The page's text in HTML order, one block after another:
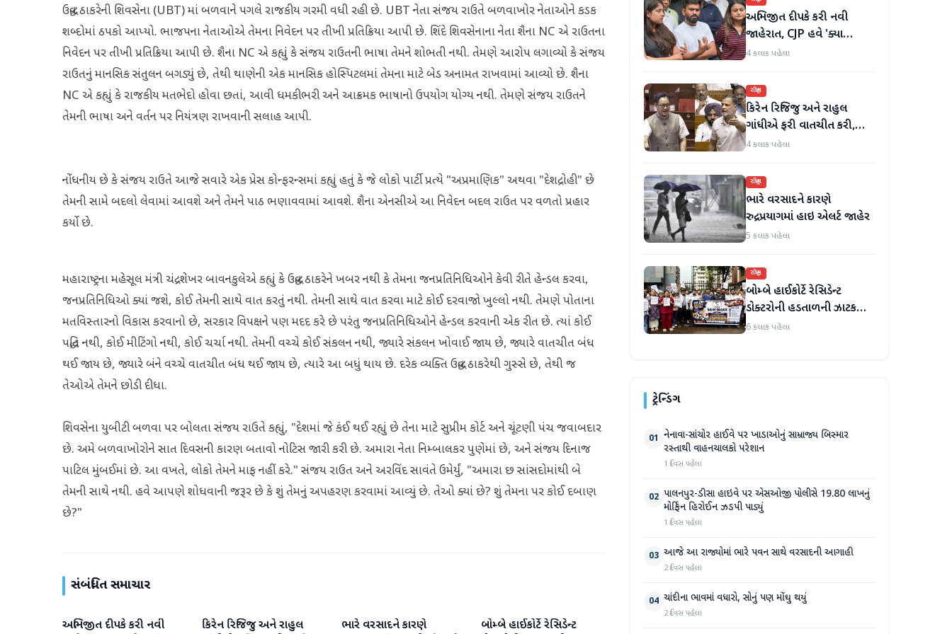
ઉદ્ધવ ઠાકરેની શિવસેના (UBT) માં બળવાને પગલે રાજકીય ગરમી વધી રહી છે. UBT નેતા સંજય રાઉતે બળવાખોર નેતાઓને કડક
શબ્દોમાં ઠપકો આપ્યો. ભાજપના નેતાઓએ તેમના નિવેદન પર તીખી પ્રતિક્રિયા આપી છે. શિંદે શિવસેનાના નેતા શૈના NC એ રાઉતના
નિવેદન પર તીખી પ્રતિક્રિયા આપી છે. શૈના NC એ કહ્યું કે સંજય રાઉતની ભાષા તેમને શોભતી નથી. તેમણે આરોપ લગાવ્યો કે સંજય
રાઉતનું માનસિક સંતુલન બગડ્યું છે, તેથી થાણેની એક માનસિક હોસ્પિટલમાં તેમના માટે બેડ અનામત રાખવામાં આવ્યો છે. શૈના
NC એ કહ્યું કે રાજકીય મતભેદો હોવા છતાં, આવી ધમકીભરી અને આક્રમક ભાષાનો ઉપયોગ યોગ્ય નથી. તેમણે સંજય રાઉતને
તેમની ભાષા અને વર્તન પર નિયંત્રણ રાખવાની સલાહ આપી.
નોંધનીય છે કે સંજય રાઉતે આજે સવારે એક પ્રેસ કોન્ફરન્સમાં કહ્યું હતું કે જે લોકો પાર્ટી પ્રત્યે "અપ્રમાણિક" અથવા "દેશદ્રોહી" છે
તેમની સામે બદલો લેવામાં આવશે અને તેમને પાઠ ભણાવવામાં આવશે. શૈના એનસીએ આ નિવેદન બદલ રાઉત પર વળતો પ્રહાર
કર્યો છે.
મહારાષ્ટ્રના મહેસૂલ મંત્રી ચંદ્રશેખર બાવનકુલેએ કહ્યું કે ઉદ્ધવ ઠાકરેને ખબર નથી કે તેમના જનપ્રતિનિધિઓને કેવી રીતે હેન્ડલ કરવા,
જનપ્રતિનિધિઓ ક્યાં જશે, કોઈ તેમની સાથે વાત કરતું નથી. તેમની સાથે વાત કરવા માટે કોઈ દરવાજો ખુલ્લો નથી. તેમણે પોતાના
મતવિસ્તારનો વિકાસ કરવાનો છે, સરકાર વિપક્ષને પણ મદદ કરે છે પરંતુ જનપ્રતિનિધિઓને હેન્ડલ કરવાની એક રીત છે. ત્યાં કોઈ
પદ્ધતિ નથી, કોઈ મીટિંગો નથી, કોઈ ચર્ચા નથી. તેમની વચ્ચે કોઈ સંકલન નથી, જ્યારે સંકલન ખોવાઈ જાય છે, જ્યારે વાતચીત બંધ
થઈ જાય છે, જ્યારે બંને વચ્ચે વાતચીત બંધ થઈ જાય છે, ત્યારે આ બધું થાય છે. દરેક વ્યક્તિ ઉદ્ધવ ઠાકરેથી ગુસ્સે છે, તેથી જ
તેઓએ તેમને છોડી દીધા.
શિવસેના યુબીટી બળવા પર બોલતા સંજય રાઉતે કહ્યું, "દેશમાં જે કંઈ થઈ રહ્યું છે તેના માટે સુપ્રીમ કોર્ટ અને ચૂંટણી પંચ જવાબદાર
છે. અમે બળવાખોરોને સાત દિવસની કારણ બતાવો નોટિસ જારી કરી છે. અમારા નેતા નિમ્બાલકર પુણેમાં છે, અને સંજય દિનાજ
પાટિલ મુંબઈમાં છે. આ વખતે, લોકો તેમને માફ નહીં કરે." સંજય રાઉત અને અરવિંદ સાવંતે ઉમેર્યું, "અમારા છ સાંસદોમાંથી બે
તેમની સાથે નથી. હવે આપણે શોધવાની જરૂર છે કે શું તેમનું અપહરણ કરવામાં આવ્યું છે. તેઓ ક્યાં છે? શું તેમના પર કોઈ દબાણ
છે?"
સંબંધિત સમાચાર
રાષ્ટ્રીય
અભિજીત દીપકે કરી નવી
રાષ્ટ્રીય
કિરેન રિજિજુ અને રાહુલ
રાષ્ટ્રીય
ભારે વરસાદને કારણે
રાષ્ટ્રીય
બોમ્બે હાઈકોર્ટે રેસિડેન્ટ
અભિજીત દીપકે કરી નવી
જાહેરાત, CJP હવે 'ક્યા
બોલતી પબ્લિક' અભિયાન શરૂ
4 કલાક પહેલા
રાષ્ટ્રીય
કિરેન રિજિજુ અને રાહુલ
ગાંધીએ ફરી વાતચીત કરી,
મહિલા અનામત અને સીમાંકન
4 કલાક પહેલા
રાષ્ટ્રીય
ભારે વરસાદને કારણે
રુદ્રપ્રયાગમાં હાઇ એલર્ટ જાહેર
5 કલાક પહેલા
રાષ્ટ્રીય
બોમ્બે હાઈકોર્ટે રેસિડેન્ટ
ડોક્ટરોની હડતાળની ઝાટકણી
કાઢી, 'જો કામ ન હોય તો પગાર
6 કલાક પહેલા
ટ્રેન્ડિંગ
01 નેનાવા-સાંચોર હાઈવે પર ખાડાઓનું સામ્રાજ્ય બિસ્માર
રસ્તાથી વાહનચાલકો પરેશાન
1 દિવસ પહેલા
02 પાલનપુર-ડીસા હાઇવે પર એસઓજી પોલીસે 19.80 લાખનું
મોર્ફિન હિરોઈન ઝડપી પાડ્યું
1 દિવસ પહેલા
03 આજે આ રાજ્યોમાં ભારે પવન સાથે વરસાદની આગાહી
2 દિવસ પહેલા
04 ચાંદીના ભાવમાં વધારો, સોનું પણ મોંઘુ થયું
2 દિવસ પહેલા